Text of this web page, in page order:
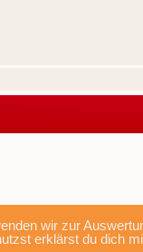
wir zur
erklärst du dich